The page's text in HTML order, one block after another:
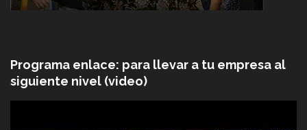
Programa enlace: para llevar a tu empresa al
siguiente nivel (video)